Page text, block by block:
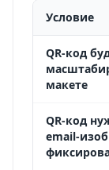
Условие
QR-код
макете
QR-код
email-